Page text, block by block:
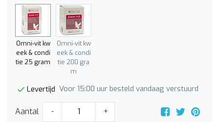
Omni-vit kw
eek & condi
tie 25 gram
Omni-vit kw
eek & condi
tie 200 gra
m
Levertijd Voor 15:00 uur besteld vandaag verstuurd
Aantal - +